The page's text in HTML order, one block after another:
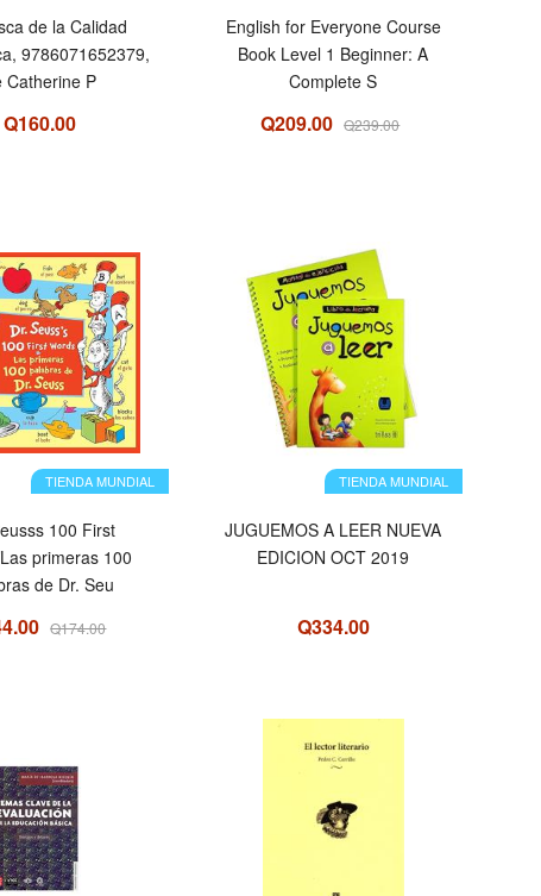
de la Calidad
9786071652379,
Catherine P
Q160.00
English for Everyone Course
Book Level 1 Beginner: A
Complete S
Q209.00 Q239.00
TIENDA MUNDIAL
100 First
primeras 100
de Dr. Seu
Q174.00
TIENDA MUNDIAL
JUGUEMOS A LEER NUEVA
EDICION OCT 2019
Q334.00